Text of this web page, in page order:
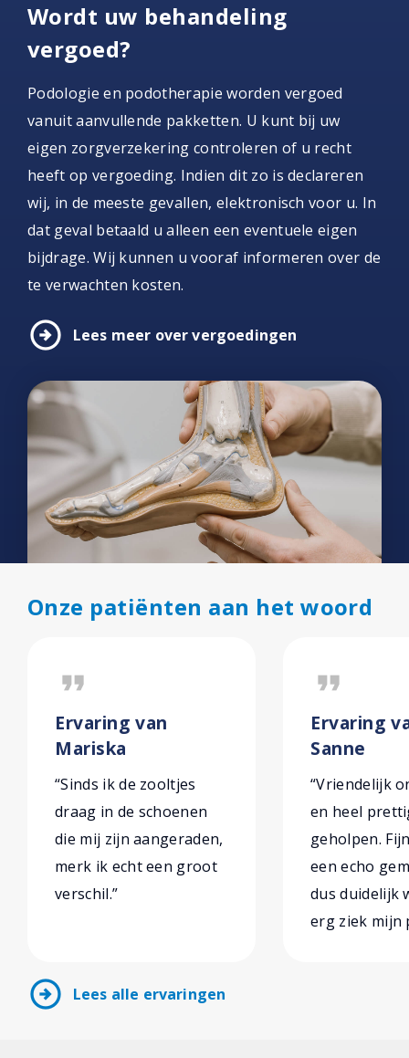
Wordt uw behandeling
vergoed?
Podologie en podotherapie worden vergoed
vanuit aanvullende pakketten. U kunt bij uw
eigen zorgverzekering controleren of u recht
heeft op vergoeding. Indien dit zo is declareren
wij, in de meeste gevallen, elektronisch voor u. In
dat geval betaald u alleen een eventuele eigen
bijdrage. Wij kunnen u vooraf informeren over de
te verwachten kosten.
arrow_circle_right Lees meer over vergoedingen
Onze patiënten aan het woord
format_quote
Ervaring van
Mariska
“Sinds ik de zooltjes
draag in de schoenen
die mij zijn aangeraden,
merk ik echt een groot
verschil.”
format_quote
Ervaring
Sanne
“Vriendelijk
en heel
geholpen.
een echo
dus duidelijk
erg ziek mijn
arrow_circle_right Lees alle ervaringen